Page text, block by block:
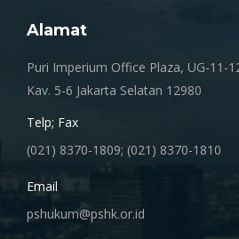
Alamat
Puri Imperium Office Plaza, UG-11-
Kav. 5-6 Jakarta Selatan 12980
Telp; Fax
(021) 8370-1809; (021) 8370-1810
Email
pshukum@pshk.or.id